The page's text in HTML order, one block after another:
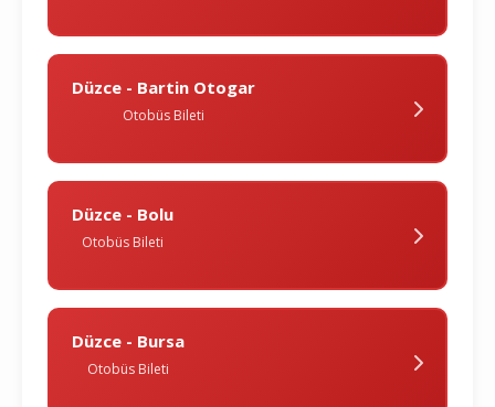
Düzce - Bartin Otogar
Otobüs Bileti
Düzce - Bolu
Otobüs Bileti
Düzce - Bursa
Otobüs Bileti